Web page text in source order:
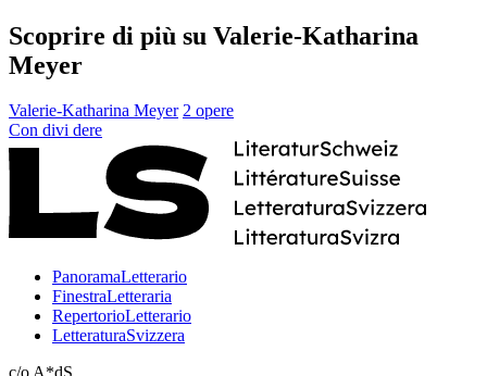
Scoprire di più su Valerie-Katharina
Meyer
Valerie-Katharina Meyer 2 opere
Con divi dere
PanoramaLetterario
FinestraLetteraria
RepertorioLetterario
LetteraturaSvizzera